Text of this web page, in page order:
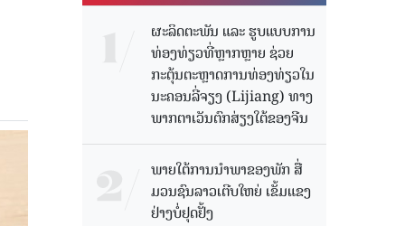
ຜະລິດຕະພັນ ແລະ ຮູບແບບການ
ທ່ອງທ່ຽວທີ່ຫຼາກຫຼາຍ ຊ່ວຍ
ກະຕຸ້ນຕະຫຼາດການທ່ອງທ່ຽວໃນ
ນະຄອນລີ່ຈຽງ (Lijiang) ທາງ
ພາກຕາເວັນຕົກສ່ຽງໃຕ້ຂອງຈີນ
ພາຍໃຕ້ການນໍາພາຂອງພັກ ສື່
ມວນຊົນລາວເຕີບໃຫຍ່ ເຂັ້ມແຂງ
ຢ່າງບໍ່ຢຸດຢັ້ງ